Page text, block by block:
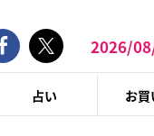
2026/
占い お